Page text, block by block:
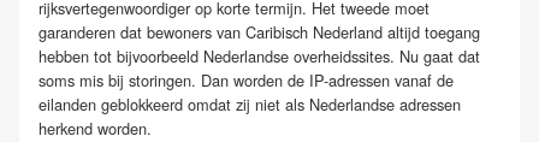
rijksvertegenwoordiger op korte termijn. Het tweede moet
garanderen dat bewoners van Caribisch Nederland altijd toegang
hebben tot bijvoorbeeld Nederlandse overheidssites. Nu gaat dat
soms mis bij storingen. Dan worden de IP-adressen vanaf de
eilanden geblokkeerd omdat zij niet als Nederlandse adressen
herkend worden.